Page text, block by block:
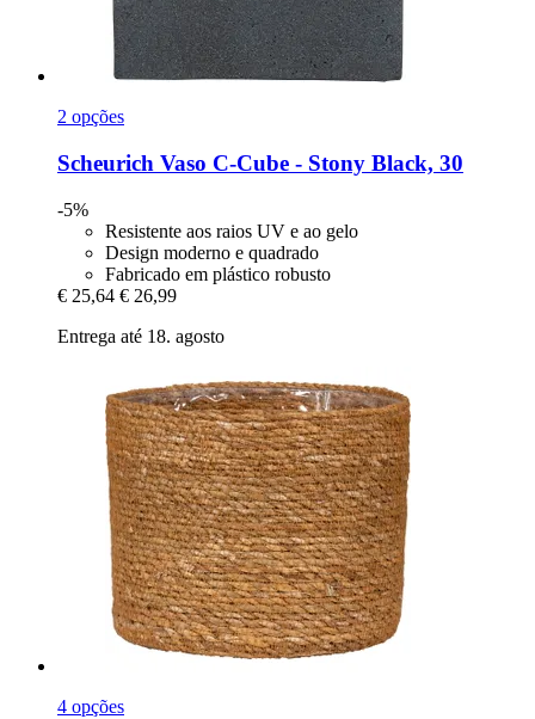
2 opções
Scheurich Vaso C-​Cube -​ Stony Black, 30
-5%
Resistente aos raios UV e ao gelo
Design moderno e quadrado
Fabricado em plástico robusto
€ 25,64 € 26,99
Entrega até 18. agosto
4 opções